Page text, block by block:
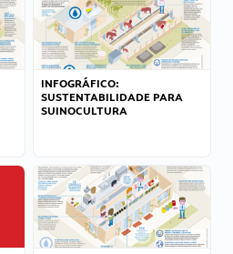
INFOGRÁFICO:
SUSTENTABILIDADE PARA
SUINOCULTURA